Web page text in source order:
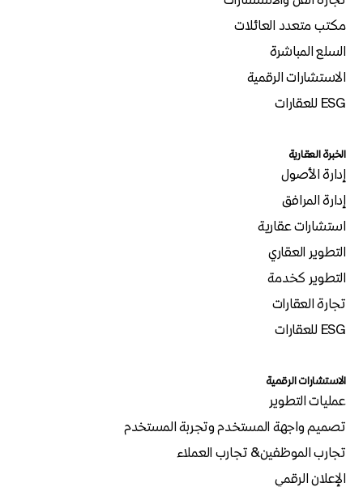
مكتب متعدد العائلات
السلع المباشرة
الاستشارات الرقمية
ESG للعقارات
الخبرة العقارية
إدارة الأصول
إدارة المرافق
استشارات عقارية
التطوير العقاري
التطوير كخدمة
تجارة العقارات
ESG للعقارات
الاستشارات الرقمية
عمليات التطوير
تصميم واجهة المستخدم وتجربة المستخدم
تجارب الموظفين& تجارب العملاء
الإعلان الرقمي